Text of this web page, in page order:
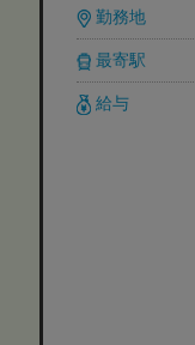
勤務地
最寄駅
給与